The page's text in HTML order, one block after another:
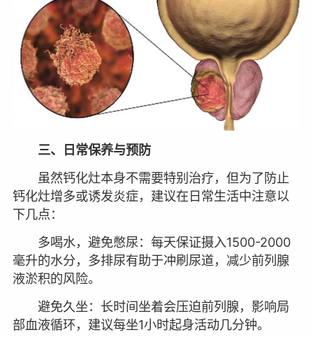
三、日常保养与预防
虽然钙化灶本身不需要特别治疗，但为了防止
钙化灶增多或诱发炎症，建议在日常生活中注意以
下几点：
多喝水，避免憋尿：每天保证摄入1500-2000
毫升的水分，多排尿有助于冲刷尿道，减少前列腺
液淤积的风险。
避免久坐：长时间坐着会压迫前列腺，影响局
部血液循环，建议每坐1小时起身活动几分钟。